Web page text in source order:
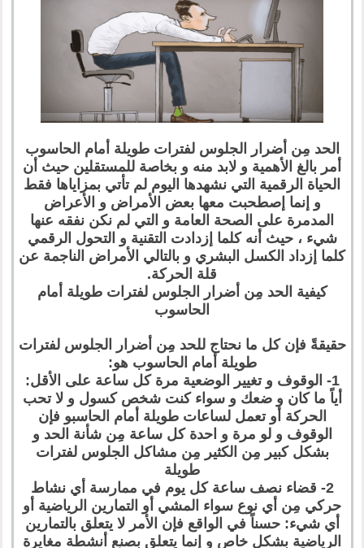
الحد مِن أضرار الجلوس لفترات طويلة أمام الحاسوب
أمر بالغ الأهمية و لابد منه و بخاصة للمستقلين حيث أن
الحياة الرقمية التي نشهدها اليوم لم تأتي بمزاياها فقط
و إنما إصطحبت معها بعض الأمراض و الأعراض
المدمرة على الصحة العامة و التي لم نكن نفقه عنها
شيء ، حيث أنه كلما إزدادت التقنية و التحول الرقمي
كلما إزداد الكسل البشري و بالتالي الأمراض الناجمة عن
قلة الحركة.
كيفية الحد مِن أضرار الجلوس لفترات طويلة أمام
الحاسوب
حقيقةً فإن كل ما نحتاج للحد مِن أضرار الجلوس لفترات
طويلة أمام الحاسوب هو:
1- الوقوف و تغيير الوضعية مرة كل ساعة على الأقل:
أياً ما كان و ضعك و سواء كنت شخص كسول و لا تحب
الحركة أو تعمل لساعات طويلة أمام الحاسبو فإن
الوقوف و لو مرة و احدة كل ساعة مِن شأنة الحد و
بشكل كبير مِن الكثير مِن مشاكل الجلوس لفترات
طويلة
2- قضاء نصف ساعة كل يوم في ممارسة أي نشاط
حركي مِن أي نوع سواء المشي أو التمارين الرياضية أو
أي شيء: حسناً في الواقع فإن الأمر لا يتعلق بالتمارين
الرياضية بشكل خاص و إنما يتعلق بصنع أنشطة مغايرة